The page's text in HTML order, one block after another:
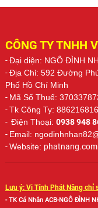
CÔNG TY TNHH
-Đại diện: NGÔ ĐÌNH
-Địa Chỉ: 592 Đường
Phố Hồ Chí Minh
- Mã Số Thuế:
-Tk Công Ty:
- Điện Thoại: 0938 948
- Email:
-Website:
Lưu ý: Vi Tính Phát Năng chỉ
- TK Cá Nhân ACB-NGÔ ĐÌNH